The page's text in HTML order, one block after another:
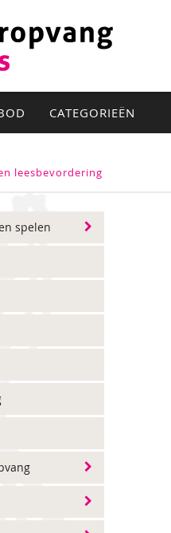
CATEGORIEËN
leesbevordering
spelen